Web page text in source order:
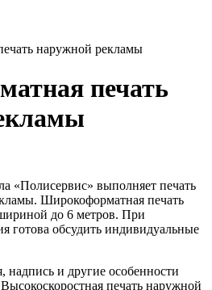
наружной рекламы
печать
«Полисервис» выполняет печать
Широкоформатная печать
до 6 метров. При
готова обсудить индивидуальные
надпись и другие особенности
печать наружной